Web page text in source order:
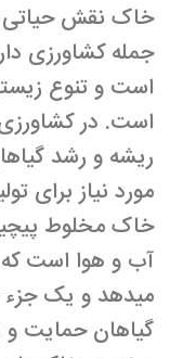
خاک نقش حیاتی
جمله کشاورزی
است و تنوع
است. در
ریشه و رشد
مورد نیاز برای
خاک مخلوط
آب و هوا است که
می­دهد و یک جزء
گیاهان حمایت و